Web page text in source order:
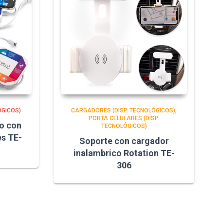
con
TE-
CARGADORES (DISP. TECNOLÓGICOS)
PORTA CELULARES (DISP.
TECNOLÓGICOS)
Soporte con cargador
inalambrico Rotation TE-
306